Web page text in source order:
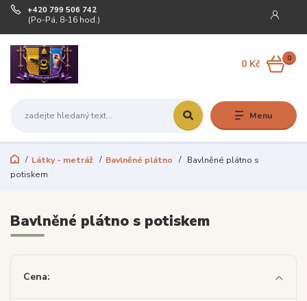
Menu
+420 799 506 742
(Po-Pá, 8-16 hod.)
0
0 Kč
Látky - metráž Bavlněné plátno
Bavlněné plátno s
potiskem
Bavlněné plátno s potiskem
Cena: